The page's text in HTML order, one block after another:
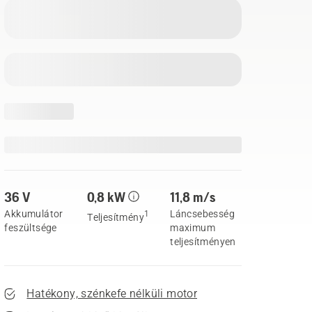
36 V
Akkumulátor
feszültsége
0,8 kW
Teljesítmény1
11,8 m/s
Láncsebesség
maximum
teljesítményen
Hatékony, szénkefe nélküli motor